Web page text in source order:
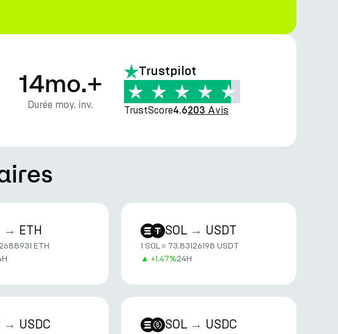
14mo.+
Durée moy. inv.
Trustpilot
TrustScore4.6203 Avis
→ ETH
ETH
SOL → USDT
1 SOL = 73.83126198 USDT
▲ +1.47%24H
→ USDC SOL → USDC